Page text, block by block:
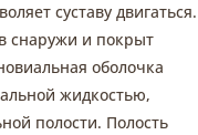
суставу двигаться.
снаружи и покрыт
оболочка
жидкостью,
полости. Полость